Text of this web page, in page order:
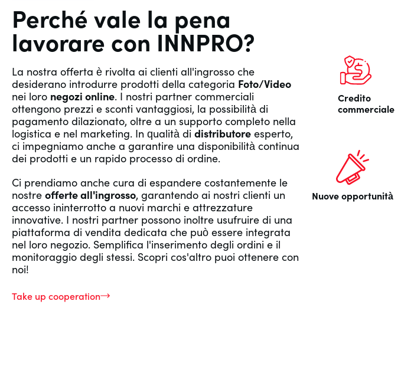
Perché vale la pena
lavorare con INNPRO?
La nostra offerta è rivolta ai clienti all'ingrosso che
desiderano introdurre prodotti della categoria Foto/Video
nei loro negozi online. I nostri partner commerciali
ottengono prezzi e sconti vantaggiosi, la possibilità di
pagamento dilazionato, oltre a un supporto completo nella
logistica e nel marketing. In qualità di distributore esperto,
ci impegniamo anche a garantire una disponibilità continua
dei prodotti e un rapido processo di ordine.
Ci prendiamo anche cura di espandere costantemente le
nostre offerte all'ingrosso, garantendo ai nostri clienti un
accesso ininterrotto a nuovi marchi e attrezzature
innovative. I nostri partner possono inoltre usufruire di una
piattaforma di vendita dedicata che può essere integrata
nel loro negozio. Semplifica l'inserimento degli ordini e il
monitoraggio degli stessi. Scopri cos'altro puoi ottenere con
noi!
Take up cooperation
Credito
commerciale
Nuove opportunità